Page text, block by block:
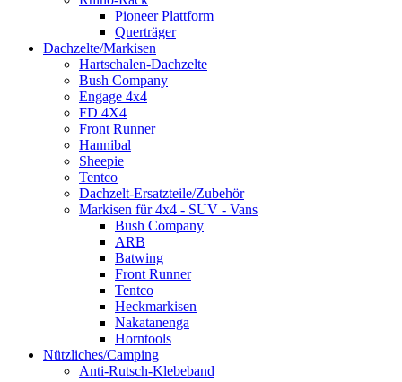
Pioneer Plattform
Querträger
Dachzelte/Markisen
Hartschalen-Dachzelte
Bush Company
Engage 4x4
FD 4X4
Front Runner
Hannibal
Sheepie
Tentco
Dachzelt-Ersatzteile/Zubehör
Markisen für 4x4 - SUV - Vans
Bush Company
ARB
Batwing
Front Runner
Tentco
Heckmarkisen
Nakatanenga
Horntools
Nützliches/Camping
Anti-Rutsch-Klebeband